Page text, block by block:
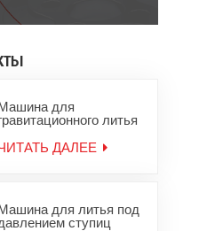
для
литья
слитков
для цинковых
ДАЛЕЕ
для литья под
ступиц